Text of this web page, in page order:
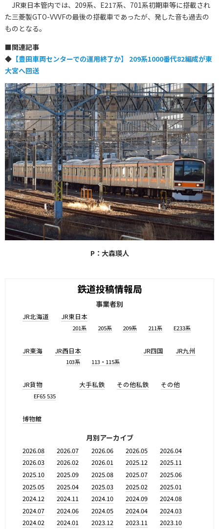
JR東日本管内では、209系、E217系、701系初期車等に搭載され
た三菱製GTO-VVVFの最後の搭載車であったが、発した音も過去の
ものとなる。
■関連記事
◆ 【豊田車両センターでの運用終了か】 209系1000番代82編成が東
大宮へ回送
P：大森瑛人
鉄道投稿情報局
事業者別
JR北海道 JR東日本
201系 205系 209系 211系 E233系
JR東海 JR西日本
103系 113・115系
JR四国 JR九州
JR貨物
EF65 535
大手私鉄 その他私鉄 その他
博物館
月別アーカイブ
2026.08 2026.07 2026.06 2026.05
2026.04
2026.03
2026.02 2026.01 2025.12
2025.11
2025.10
2025.09 2025.08 2025.07
2025.06
2025.05
2025.04 2025.03 2025.02
2025.01
2024.12
2024.11 2024.10 2024.09
2024.08
2024.07
2024.06 2024.05 2024.04
2024.03
2024.02
2024.01 2023.12 2023.11
2023.10